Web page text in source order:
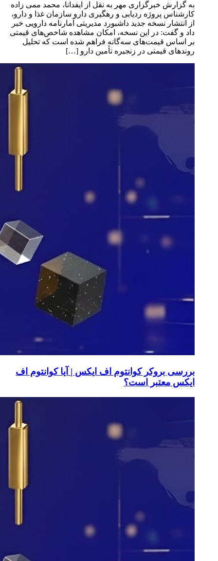
به گزارش خبرگزاری مهر به نقل از ایفدانا، محمد ممی زاده
کارشناس پروژه ردیابی و رهگیری دارو سازمان غذا و دارو،
از انتشار نسخه جدید داشبورد مدیریتی آمارنامه دارویی خبر
داد و گفت: در این نسخه، امکان مشاهده شاخص‌های قیمتی
بر اساس قیمت‌های سه‌گانه فراهم شده است که تحلیل
روندهای قیمتی در زنجیره تأمین دارو […]
بررسی بروکر کوانتوم اف ایکس | آیا کوانتوم اف
ایکس معتبر است؟